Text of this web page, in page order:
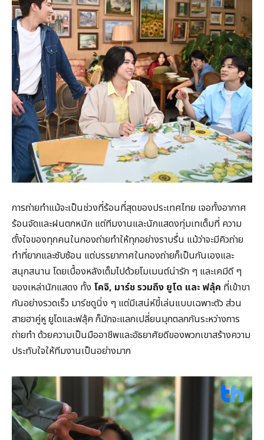
การถ่ายทำแม้จะเป็นช่วงที่ร้อนที่สุดของประเทศไทย เจอทั้งอากาศ
ร้อนจัดและฝนตกหนัก แต่ทีมงานและนักแสดงทุ่มเทเต็มที่ ความ
ตั้งใจของทุกคนในกองถ่ายทำให้ทุกอย่างราบรื่น แม้ว่าจะมีคิวถ่าย
ทำที่ยากและซับซ้อน แต่บรรยากาศในกองถ่ายก็เป็นกันเองและ
สนุกสนาน โดยเบื้องหลังเต็มไปด้วยโมเมนต์น่ารัก ๆ และเคมีดี ๆ
ของเหล่านักแสดง ทั้ง โคจิ, มาร์ช รวมถึง ยูโด และ ฟลุ้ค ที่เข้าขา
กันอย่างรวดเร็ว มาร์ชดูนิ่ง ๆ แต่มีเสน่ห์ขี้เล่นแบบเฉพาะตัว ส่วน
สายฮาคู่หู ยูโดและฟลุ้ค ก็มักจะแลกเปลี่ยนมุกตลกกันระหว่างการ
ถ่ายทำ ด้วยความเป็นมืออาชีพและอัธยาศัยดีของพวกเขาสร้างความ
ประทับใจให้ทีมงานเป็นอย่างมาก